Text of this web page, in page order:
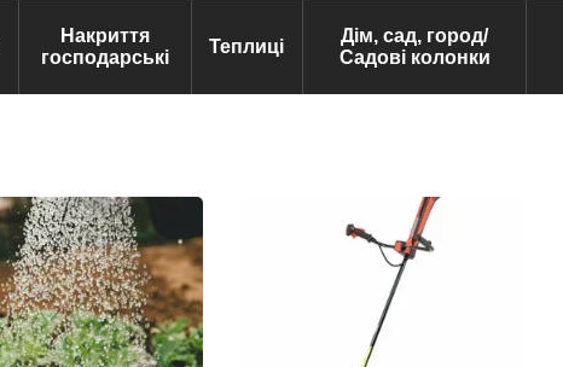
Накриття
господарські
Теплиці
Дім, сад, город/
Садові колонки